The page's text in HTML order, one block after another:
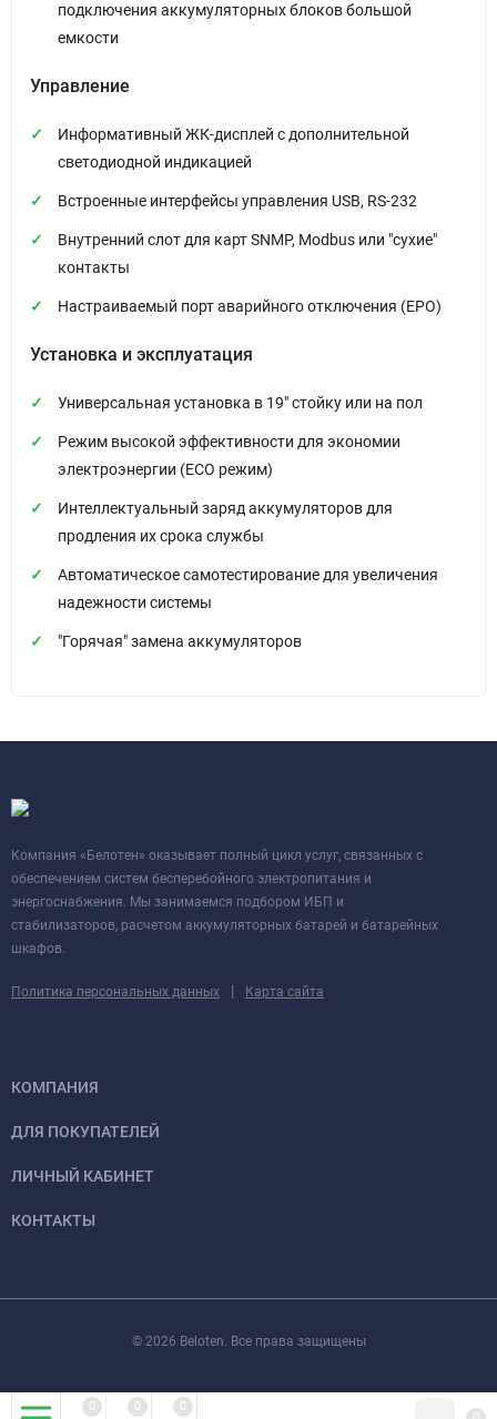
подключения аккумуляторных блоков большой
емкости
Управление
Информативный ЖК-дисплей с дополнительной
светодиодной индикацией
Встроенные интерфейсы управления USB, RS-232
Внутренний слот для карт SNMP, Modbus или "сухие"
контакты
Настраиваемый порт аварийного отключения (EPO)
Установка и эксплуатация
Универсальная установка в 19" стойку или на пол
Режим высокой эффективности для экономии
электроэнергии (ЕСО режим)
Интеллектуальный заряд аккумуляторов для
продления их срока службы
Автоматическое самотестирование для увеличения
надежности системы
"Горячая" замена аккумуляторов
Компания «Белотен» оказывает полный цикл услуг, связанных с
обеспечением систем бесперебойного электропитания и
энергоснабжения. Мы занимаемся подбором ИБП и
стабилизаторов, расчетом аккумуляторных батарей и батарейных
шкафов.
Политика персональных данных | Карта сайта
КОМПАНИЯ
ДЛЯ ПОКУПАТЕЛЕЙ
ЛИЧНЫЙ КАБИНЕТ
КОНТАКТЫ
© 2026 Beloten. Все права защищены
0 0 0